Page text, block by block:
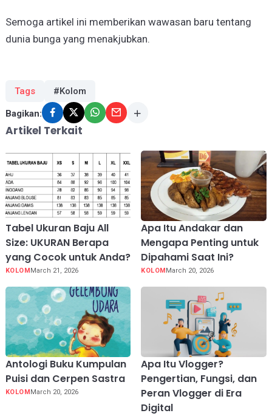
Semoga artikel ini memberikan wawasan baru tentang
dunia bunga yang menakjubkan.
Tags #Kolom
Bagikan:
Artikel Terkait
Tabel Ukuran Baju All
Size: UKURAN Berapa
yang Cocok untuk Anda?
KOLOM March 21, 2026
Apa Itu Andakar dan
Mengapa Penting untuk
Dipahami Saat Ini?
KOLOM March 20, 2026
Antologi Buku Kumpulan
Puisi dan Cerpen Sastra
KOLOM March 20, 2026
Apa Itu Vlogger?
Pengertian, Fungsi, dan
Peran Vlogger di Era
Digital